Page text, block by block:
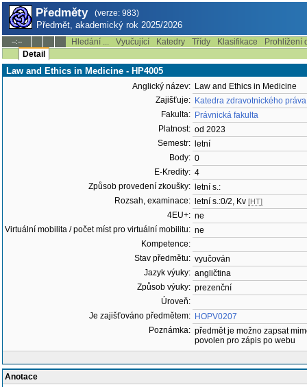
Předměty (verze: 983)
Předmět, akademický rok 2025/2026
--:-- Hledání ... Vyučující Katedry Třídy Klasifikace
Prohlížení
Detail
Law and Ethics in Medicine - HP4005
Anglický název: Law and Ethics in Medicine
Zajišťuje: Katedra zdravotnického
Fakulta: Právnická fakulta
Platnost: od 2023
Semestr:
letní
Body: 0
E-Kredity: 4
Způsob provedení zkoušky:
letní s.:
Rozsah, examinace:
letní s.:0/2, Kv [HT]
4EU+: ne
Virtuální mobilita / počet míst pro virtuální mobilitu: ne
Kompetence:
Stav předmětu: vyučován
Jazyk výuky: angličtina
Způsob výuky: prezenční
Úroveň:
Je zajišťováno předmětem: HOPV0207
Poznámka: předmět je možno zapsat
povolen pro zápis po webu
Anotace